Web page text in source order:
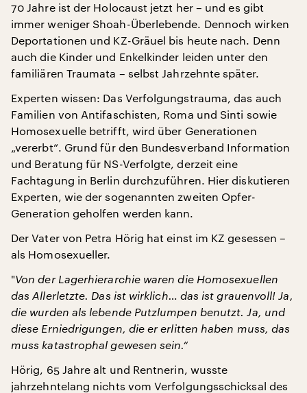
70 Jahre ist der Holocaust jetzt her – und es gibt
immer weniger Shoah-Überlebende. Dennoch wirken
Deportationen und KZ-Gräuel bis heute nach. Denn
auch die Kinder und Enkelkinder leiden unter den
familiären Traumata – selbst Jahrzehnte später.
Experten wissen: Das Verfolgungstrauma, das auch
Familien von Antifaschisten, Roma und Sinti sowie
Homosexuelle betrifft, wird über Generationen
„vererbt“. Grund für den Bundesverband Information
und Beratung für NS-Verfolgte, derzeit eine
Fachtagung in Berlin durchzuführen. Hier diskutieren
Experten, wie der sogenannten zweiten Opfer-
Generation geholfen werden kann.
Der Vater von Petra Hörig hat einst im KZ gesessen –
als Homosexueller.
"Von der Lagerhierarchie waren die Homosexuellen
das Allerletzte. Das ist wirklich… das ist grauenvoll! Ja,
die wurden als lebende Putzlumpen benutzt. Ja, und
diese Erniedrigungen, die er erlitten haben muss, das
muss katastrophal gewesen sein.“
Hörig, 65 Jahre alt und Rentnerin, wusste
jahrzehntelang nichts vom Verfolgungsschicksal des